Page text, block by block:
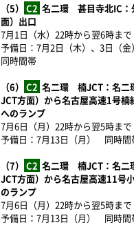
（5） C2 名二環 甚目寺北IC：
面）出口
7月1日（水）22時から翌6時まで
予備日：7月2日（木）、3日（
同時間帯
（6） C2 名二環 楠JCT：名二
JCT方面）から名古屋高速1号楠
へのランプ
7月6日（月）22時から翌5時まで
予備日：7月13日（月） 同時間
（7） C2 名二環 楠JCT：名二
JCT方面）から名古屋高速11号
のランプ
7月6日（月）22時から翌5時まで
予備日：7月13日（月） 同時間